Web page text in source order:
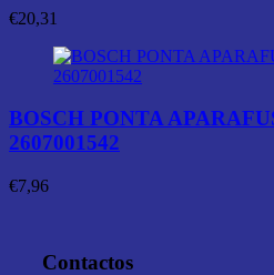
€20,31
BOSCH PONTA
2607001542
€7,96
Contactos